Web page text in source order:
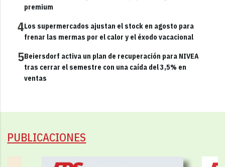
premium
4Los supermercados ajustan el stock en agosto para
frenar las mermas por el calor y el éxodo vacacional
5Beiersdorf activa un plan de recuperación para NIVEA
tras cerrar el semestre con una caída del 3,5% en
ventas
PUBLICACIONES